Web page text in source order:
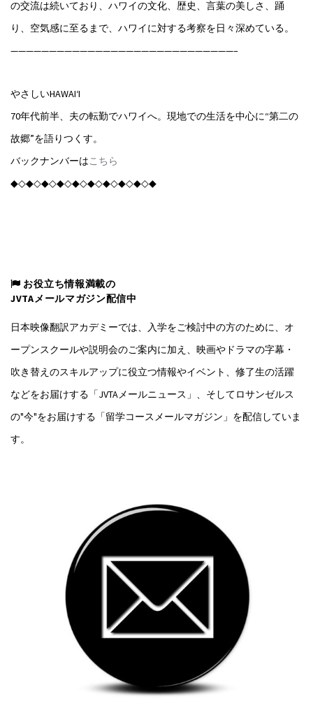
の交流は続いており、ハワイの文化、歴史、言葉の美しさ、踊
り、空気感に至るまで、ハワイに対する考察を日々深めている。
—————————————————————————————–
やさしいHAWAI‘I
70年代前半、夫の転勤でハワイへ。現地での生活を中心に“第二の
故郷”を語りつくす。
バックナンバーはこちら
◆◇◆◇◆◇◆◇◆◇◆◇◆◇◆◇◆◇◆
お役立ち情報満載の
JVTAメールマガジン配信中
日本映像翻訳アカデミーでは、入学をご検討中の方のために、オ
ープンスクールや説明会のご案内に加え、映画やドラマの字幕・
吹き替えのスキルアップに役立つ情報やイベント、修了生の活躍
などをお届けする「JVTAメールニュース」、そしてロサンゼルス
の"今"をお届けする「留学コースメールマガジン」を配信していま
す。